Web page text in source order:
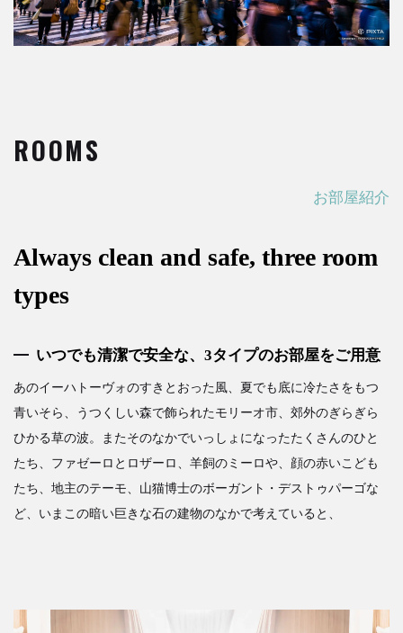
ROOMS
お部屋紹介
Always clean and safe, three room
types
いつでも清潔で安全な、3タイプのお部屋をご用意
あのイーハトーヴォのすきとおった風、夏でも底に冷たさをもつ
青いそら、うつくしい森で飾られたモリーオ市、郊外のぎらぎら
ひかる草の波。またそのなかでいっしょになったたくさんのひと
たち、ファゼーロとロザーロ、羊飼のミーロや、顔の赤いこども
たち、地主のテーモ、山猫博士のボーガント・デストゥパーゴな
ど、いまこの暗い巨きな石の建物のなかで考えていると、